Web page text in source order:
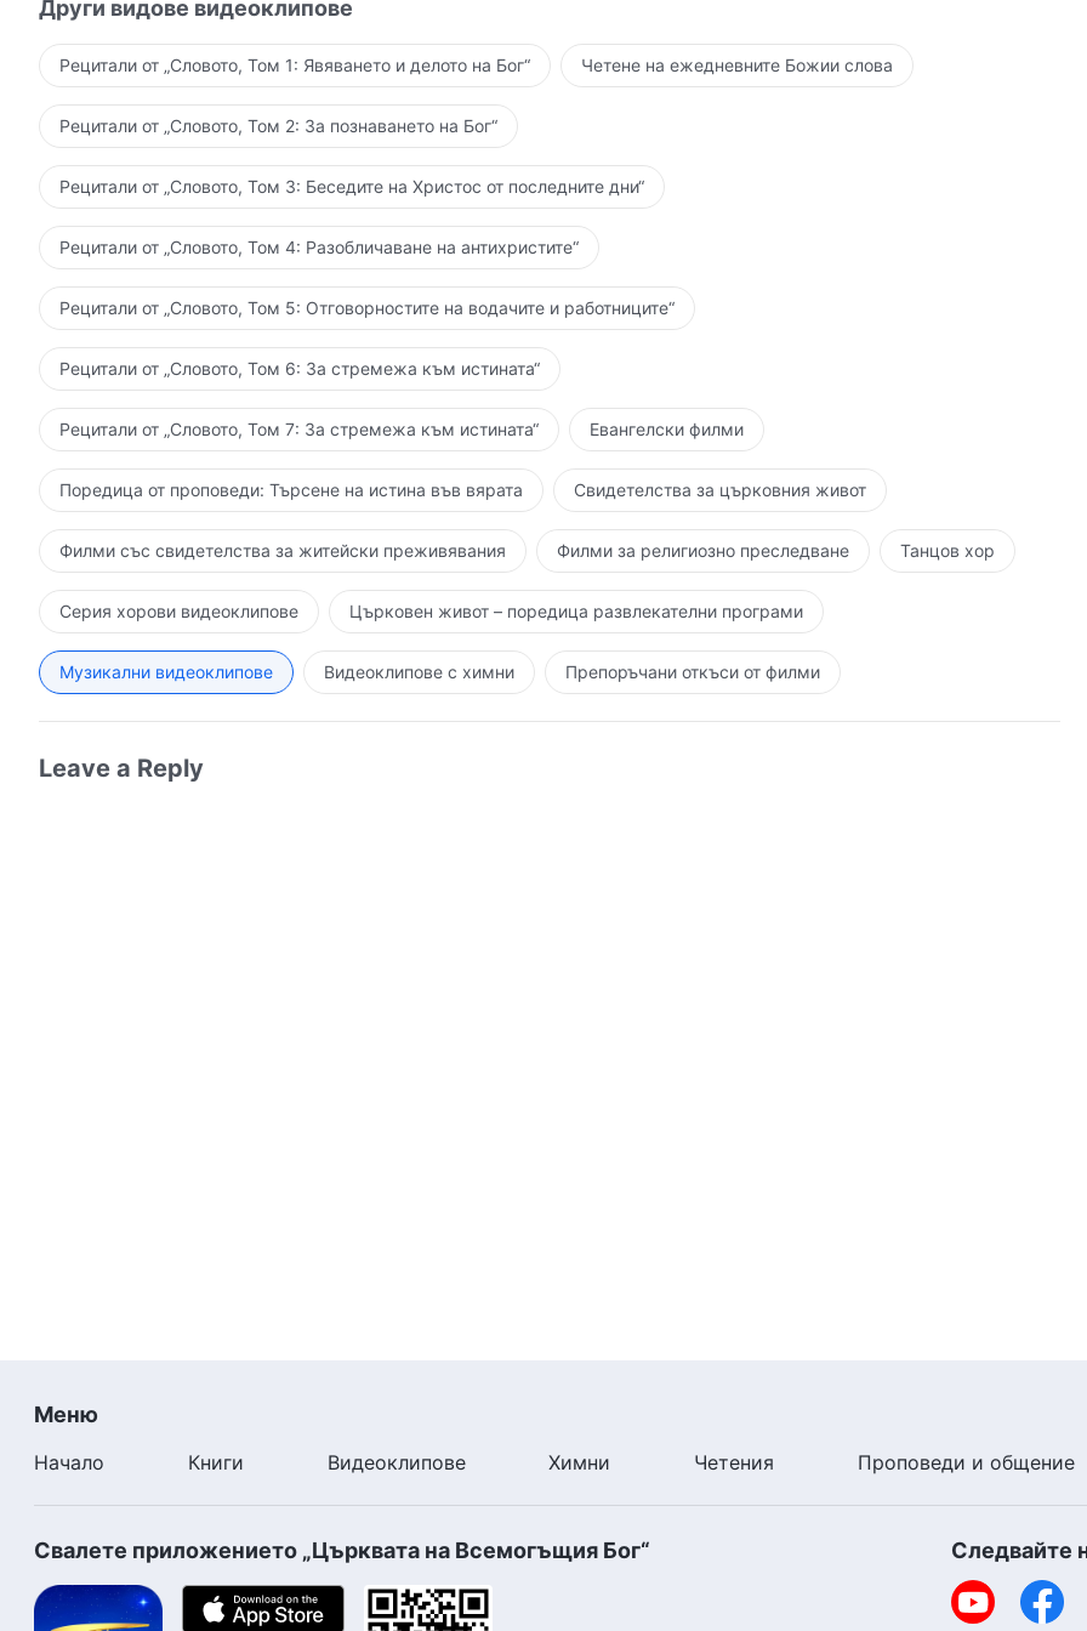
Други видове видеоклипове
Рецитали от „Словото, Том 1: Явяването и делото на Бог“ Четене на ежедневните Божии слова
Рецитали от „Словото, Том 2: За познаването на Бог“
Рецитали от „Словото, Том 3: Беседите на Христос от последните дни“
Рецитали от „Словото, Том 4: Разобличаване на антихристите“
Рецитали от „Словото, Том 5: Отговорностите на водачите и работниците“
Рецитали от „Словото, Том 6: За стремежа към истината“
Рецитали от „Словото, Том 7: За стремежа към истината“ Евангелски филми
Поредица от проповеди: Търсене на истина във вярата Свидетелства за църковния живот
Филми със свидетелства за житейски преживявания Филми за религиозно преследване Танцов хор
Серия хорови видеоклипове Църковен живот – поредица развлекателни програми
Музикални видеоклипове Видеоклипове с химни Препоръчани откъси от филми
Leave a Reply
Меню
Начало Книги Видеоклипове Химни Четения Проповеди и общение
Свалете приложението „Църквата на Всемогъщия Бог“ Следвайте